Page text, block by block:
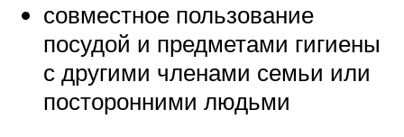
совместное пользование
посудой и предметами гигиены
с другими членами семьи или
посторонними людьми